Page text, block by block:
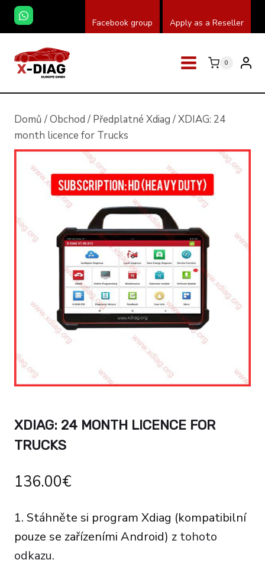
Přeskočit
Facebook group Apply as a Reseller
0
Domů /Obchod / Předplatné Xdiag /XDIAG: 24
month licence for Trucks
XDIAG: 24 MONTH LICENCE FOR
TRUCKS
136.00€
1. Stáhněte si program Xdiag (kompatibilní
pouze se zařízeními Android) z tohoto
odkazu.